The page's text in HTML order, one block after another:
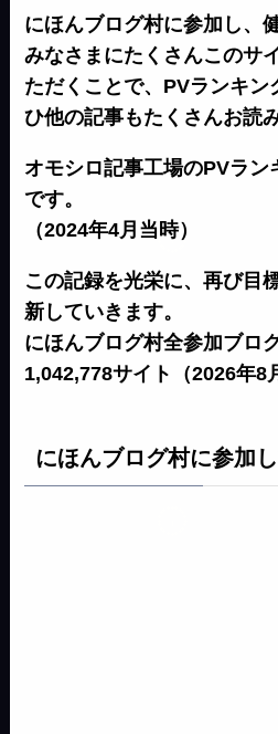
にほんブログ村に参加し、
みなさまにたくさんこのサ
ただくことで、PVランキ
ひ他の記事もたくさんお読
オモシロ記事工場のPVラン
です。
（2024年4月当時）
この記録を光栄に、再び目
新していきます。
にほんブログ村全参加ブロ
1,042,778サイト（2026年8
にほんブログ村に参加し